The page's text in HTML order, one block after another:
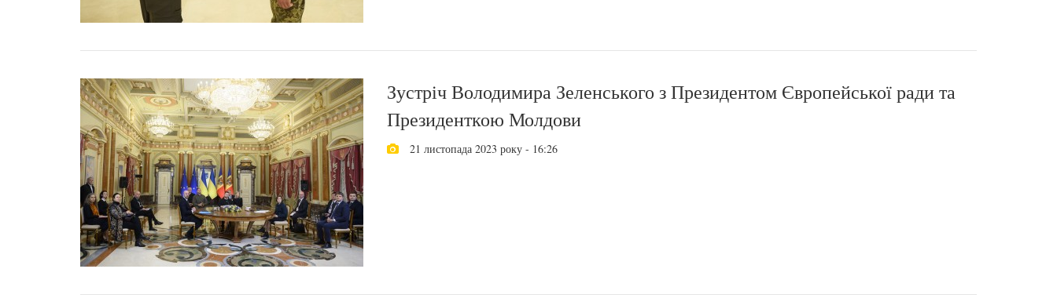
Зустріч Володимира Зеленського з Президентом Європейської ради та
Президенткою Молдови
21 листопада 2023 року - 16:26